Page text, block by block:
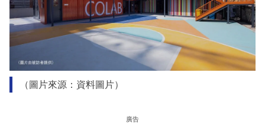
（圖片來源：資料圖片）
廣告